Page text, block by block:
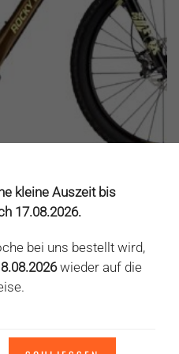
C70
kleine Auszeit bis
17.08.2026.
bei uns bestellt wird,
wieder auf die